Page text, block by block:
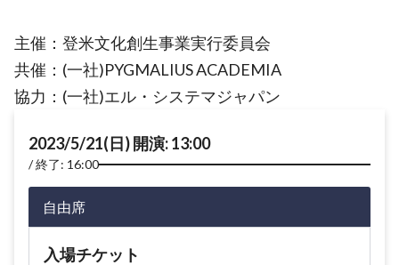
主催：登米文化創生事業実行委員会
共催：(一社)PYGMALIUS ACADEMIA
協力：(一社)エル・システマジャパン
2023/5/21(日) 開演: 13:00
終了: 16:00
自由席
入場チケット